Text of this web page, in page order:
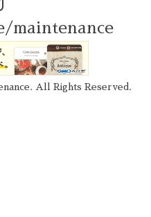
maintenance
. All Rights Reserved.